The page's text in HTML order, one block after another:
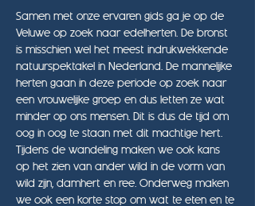
Samen met onze ervaren gids ga je op de
Veluwe op zoek naar edelherten. De bronst
is misschien wel het meest indrukwekkende
natuurspektakel in Nederland. De mannelijke
herten gaan in deze periode op zoek naar
een vrouwelijke groep en dus letten ze wat
minder op ons mensen. Dit is dus de tijd om
oog in oog te staan met dit machtige hert.
Tijdens de wandeling maken we ook kans
op het zien van ander wild in de vorm van
wild zijn, damhert en ree. Onderweg maken
we ook een korte stop om wat te eten en te